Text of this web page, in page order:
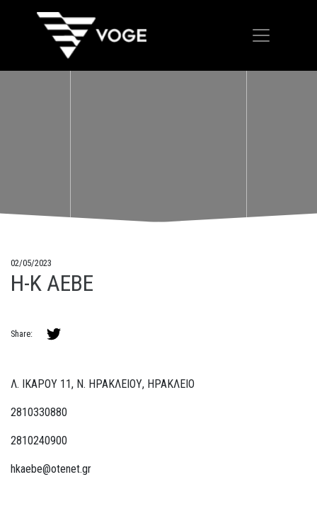
02/05/2023
Η-Κ ΑΕΒΕ
Share:
Λ. ΙΚΑΡΟΥ 11, Ν. ΗΡΑΚΛΕΙΟΥ, ΗΡΑΚΛΕΙΟ
2810330880
2810240900
hkaebe@otenet.gr